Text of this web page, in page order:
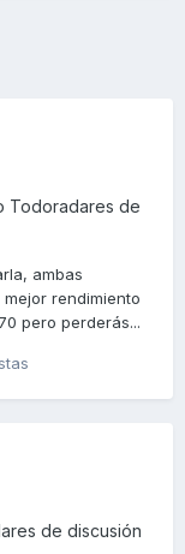
Todoradares de
ambas
rendimiento
pero perderás...
de discusión